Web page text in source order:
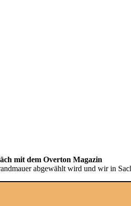
mit dem Overton Magazin
abgewählt wird und wir in